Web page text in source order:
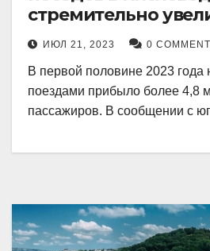
стремительно
ИЮЛ 21, 2023 0
В первой половине 2023 года
поездами прибыло более 4,8
пассажиров. В сообщении с